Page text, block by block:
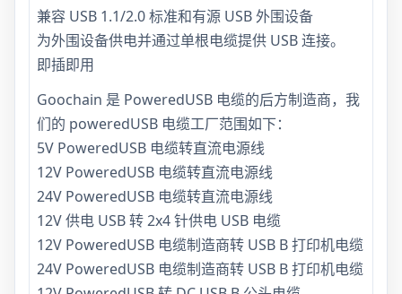
兼容 USB 1.1/2.0 标准和有源 USB 外围设备
为外围设备供电并通过单根电缆提供 USB 连接。
即插即用
Goochain 是 PoweredUSB 电缆的后方制造商，我
们的 poweredUSB 电缆工厂范围如下：
5V PoweredUSB 电缆转直流电源线
12V PoweredUSB 电缆转直流电源线
24V PoweredUSB 电缆转直流电源线
12V 供电 USB 转 2x4 针供电 USB 电缆
12V PoweredUSB 电缆制造商转 USB B 打印机电缆
24V PoweredUSB 电缆制造商转 USB B 打印机电缆